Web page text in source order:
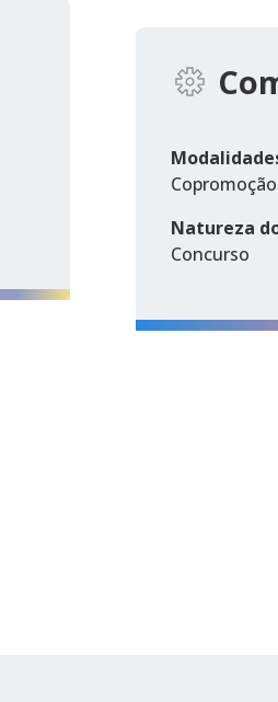
Copromoção
Natureza
Concurso